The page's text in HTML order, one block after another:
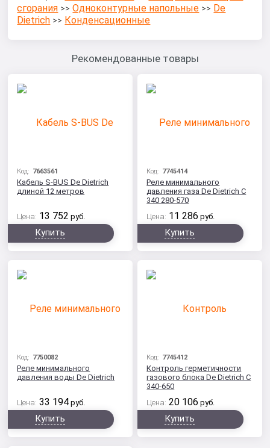
сгорания >>Одноконтурные напольные >> De
Dietrich >> Конденсационные
Рекомендованные товары
Код: 7663561
Кабель S-BUS De Dietrich
длиной 12 метров
Цена: 13 752 руб.
Купить
Код: 7745414
Реле минимального
давления газа De Dietrich C
340 280-570
Цена: 11 286 руб.
Купить
Код: 7750082
Реле минимального
давления воды De Dietrich
Цена: 33 194 руб.
Купить
Код: 7745412
Контроль герметичности
газового блока De Dietrich C
340-650
Цена: 20 106 руб.
Купить